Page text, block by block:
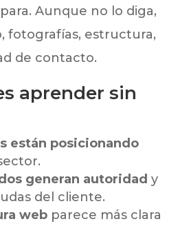
Aunque no lo diga,
fotografías, estructura,
de contacto.
aprender sin
están posicionando
generan autoridad y
del cliente.
web parece más clara